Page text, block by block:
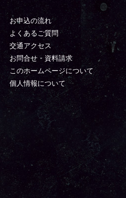
お申込の流れ
よくあるご質問
交通アクセス
お問合せ・資料請求
このホームページについて
個人情報について